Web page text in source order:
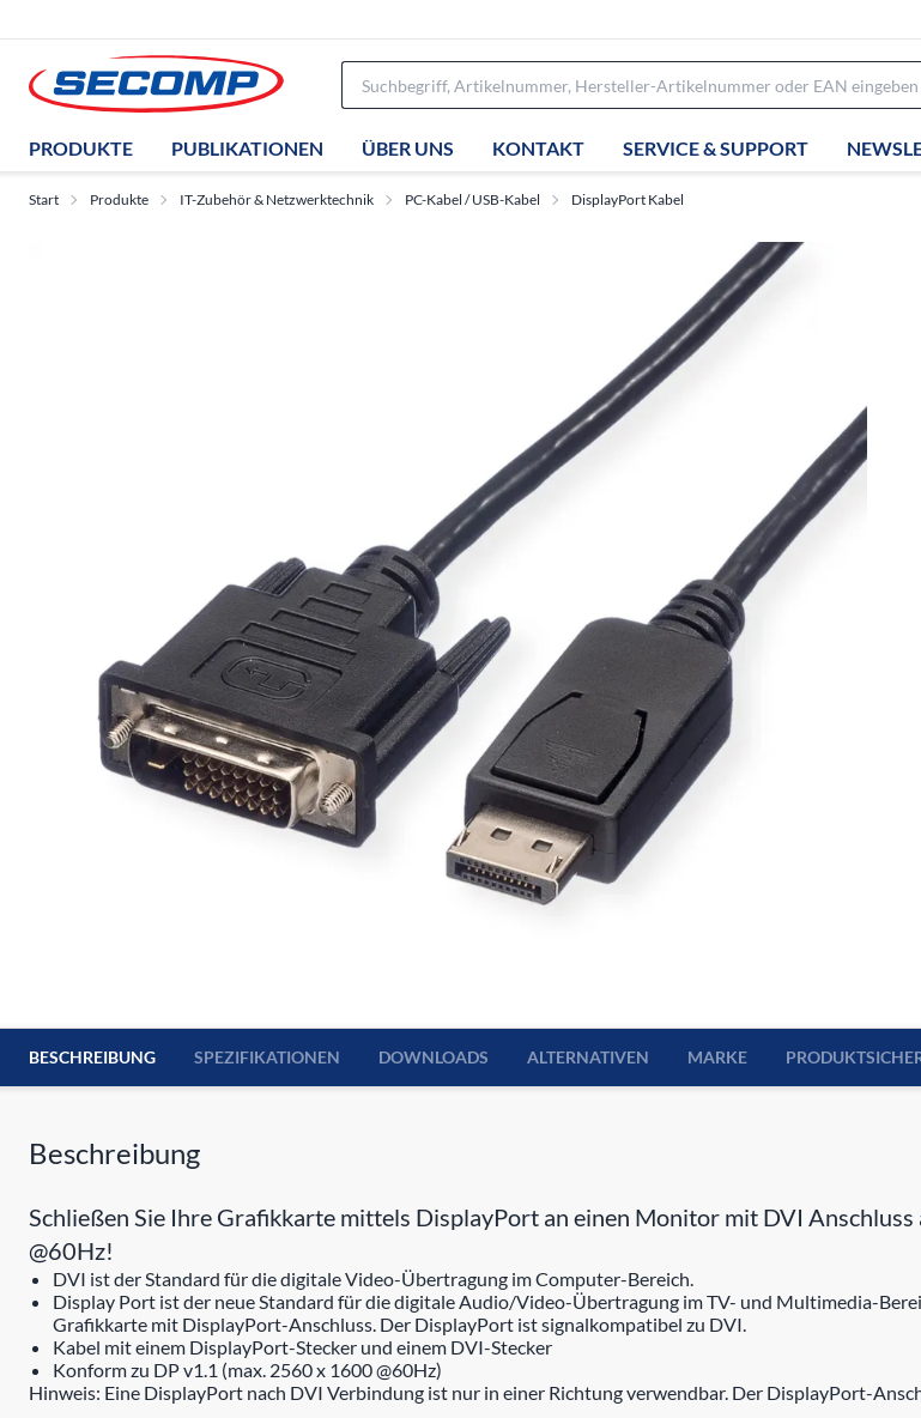
PRODUKTE PUBLIKATIONEN ÜBER UNS KONTAKT SERVICE & SUPPORT
Start Produkte IT-Zubehör & Netzwerktechnik PC-Kabel / USB-Kabel DisplayPort Kabel
BESCHREIBUNG SPEZIFIKATIONEN DOWNLOADS ALTERNATIVEN MARKE
Beschreibung
Schließen Sie Ihre Grafikkarte mittels DisplayPort an einen Monitor mit DVI
@60Hz!
DVI ist der Standard für die digitale Video-Übertragung im Computer-Bereich.
Display Port ist der neue Standard für die digitale Audio/Video-Übertragung im TV- und Multimedia-
Grafikkarte mit DisplayPort-Anschluss. Der DisplayPort ist signalkompatibel zu DVI.
Kabel mit einem DisplayPort-Stecker und einem DVI-Stecker
Konform zu DP v1.1 (max. 2560 x 1600 @60Hz)
Hinweis: Eine DisplayPort nach DVI Verbindung ist nur in einer Richtung verwendbar. Der DisplayPort-